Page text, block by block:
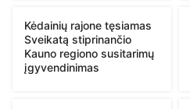
Kėdainių rajone tęsiamas
Sveikatą stiprinančio
Kauno regiono susitarimų
įgyvendinimas